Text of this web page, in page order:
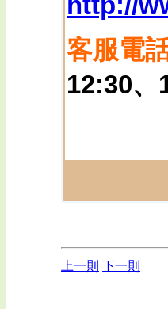
客服電
12:30、
上一則 下一則